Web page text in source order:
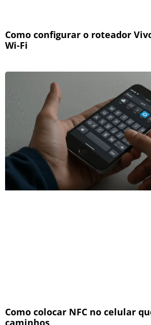
Como configurar o roteador
Wi-Fi
Como colocar NFC no celular
caminhos